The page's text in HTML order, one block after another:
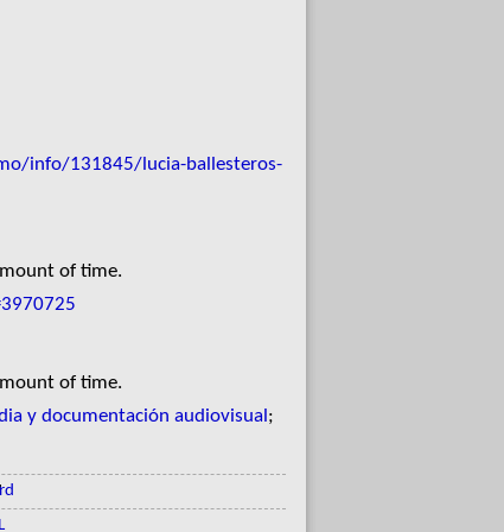
info/131845/lucia-ballesteros-
of time.
of time.
y documentación audiovisual ;